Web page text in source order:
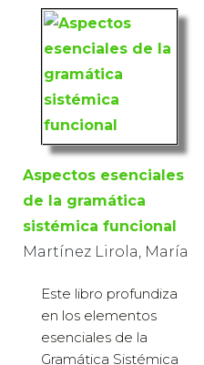
Aspectos esenciales
de la gramática
sistémica funcional
Martínez Lirola, María
Este libro profundiza
en los elementos
esenciales de la
Gramática Sistémica